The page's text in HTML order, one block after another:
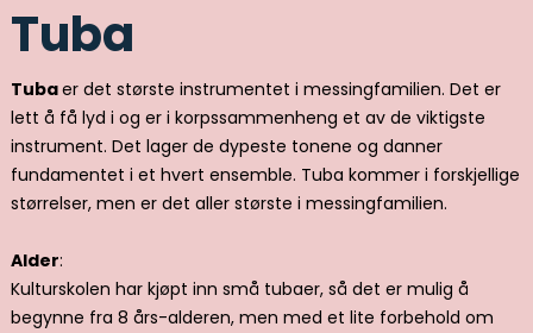
Tuba
Tubaer det største instrumentet i messingfamilien. Det er
lett å få lyd i og er i korpssammenheng et av de viktigste
instrument. Det lager de dypeste tonene og danner
fundamentet i et hvert ensemble. Tuba kommer i forskjellige
størrelser, men er det aller største i messingfamilien.
Alder:
Kulturskolen har kjøpt inn små tubaer, så det er mulig å
begynne fra 8 års-alderen, men med et lite forbehold om